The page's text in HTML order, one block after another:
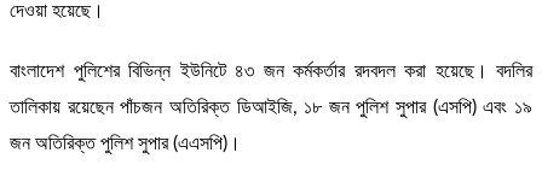
দেওয়া হয়েছে।
বাংলাদেশ পুলিশের বিভিন্ন ইউনিটে ৪৩ জন কর্মকর্তার রদবদল করা হয়েছে। বদলির
তালিকায় রয়েছেন পাঁচজন অতিরিক্ত ডিআইজি, ১৮ জন পুলিশ সুপার (এসপি) এবং ১৯
জন অতিরিক্ত পুলিশ সুপার (এএসপি)।